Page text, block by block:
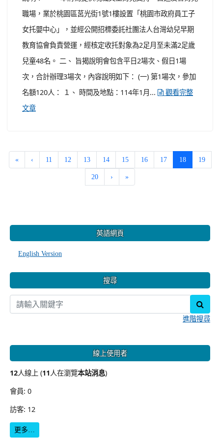
職場，業於桃園區莒光街1號1樓設置「桃園市政府員工子
女托嬰中心」，並經公開招標委託社團法人台灣幼兒早期
教育協會負責營運，經核定收托對象為2足月至未滿2足歲
兒童48名。 二、 旨揭說明會包含平日2場次、假日1場
次，合計辦理3場次，內容說明如下： (一) 第1場次，參加
名額120人： １、 時間及地點：114年1月...
觀看完整
文章
« ‹ 11 12 13 14 15 16 17 18(current)
19
20 › »
英語網頁
English Version
搜尋
進階搜尋
線上使用者
12人線上 (11人在瀏覽本站消息)
會員: 0
訪客: 12
更多…